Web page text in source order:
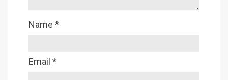
Name *
Email *